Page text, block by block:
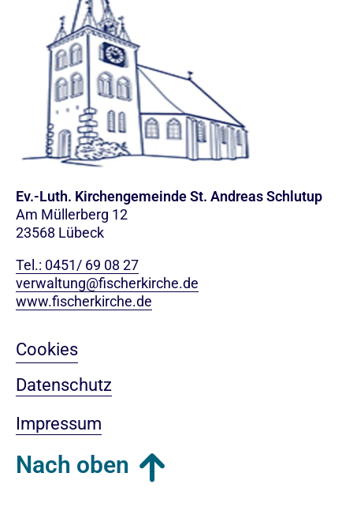
Ev.-Luth. Kirchengemeinde St. Andreas Schlutup
Am Müllerberg 12
23568 Lübeck
Tel.: 0451/ 69 08 27
verwaltung@fischerkirche.de
www.fischerkirche.de
Cookies
Datenschutz
Impressum
Nach oben